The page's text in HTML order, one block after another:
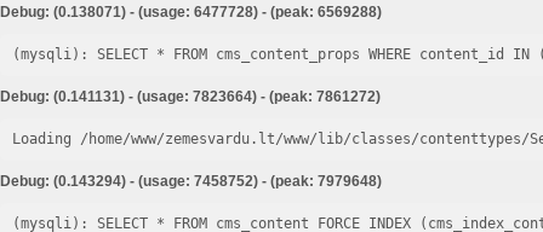
Debug: (0.138071) - (usage: 6477728) - (peak: 6569288)
Debug: (0.141131) - (usage: 7823664) - (peak: 7861272)
Loading /home/www/zemesvardu.lt/www/lib/classes/
Debug: (0.143294) - (usage: 7458752) - (peak: 7979648)